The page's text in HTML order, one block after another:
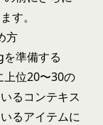
す。
方
準備する
位20〜30の
るコンテキス
るアイテムに